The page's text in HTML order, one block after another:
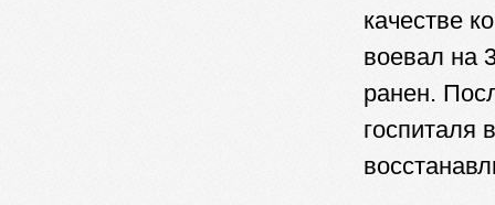
качестве
воевал на
ранен.
госпиталя